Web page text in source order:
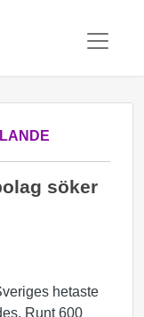
söker
hetaste
Runt 600